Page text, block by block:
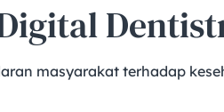
masyarakat terhadap